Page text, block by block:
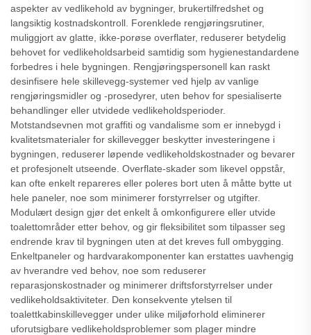
aspekter av vedlikehold av bygninger, brukertilfredshet og
langsiktig kostnadskontroll. Forenklede rengjøringsrutiner,
muliggjort av glatte, ikke-porøse overflater, reduserer betydelig
behovet for vedlikeholdsarbeid samtidig som hygienestandardene
forbedres i hele bygningen. Rengjøringspersonell kan raskt
desinfisere hele skillevegg-systemer ved hjelp av vanlige
rengjøringsmidler og -prosedyrer, uten behov for spesialiserte
behandlinger eller utvidede vedlikeholdsperioder.
Motstandsevnen mot graffiti og vandalisme som er innebygd i
kvalitetsmaterialer for skillevegger beskytter investeringene i
bygningen, reduserer løpende vedlikeholdskostnader og bevarer
et profesjonelt utseende. Overflate-skader som likevel oppstår,
kan ofte enkelt repareres eller poleres bort uten å måtte bytte ut
hele paneler, noe som minimerer forstyrrelser og utgifter.
Modulært design gjør det enkelt å omkonfigurere eller utvide
toalettområder etter behov, og gir fleksibilitet som tilpasser seg
endrende krav til bygningen uten at det kreves full ombygging.
Enkeltpaneler og hardvarakomponenter kan erstattes uavhengig
av hverandre ved behov, noe som reduserer
reparasjonskostnader og minimerer driftsforstyrrelser under
vedlikeholdsaktiviteter. Den konsekvente ytelsen til
toalettkabinskillevegger under ulike miljøforhold eliminerer
uforutsigbare vedlikeholdsproblemer som plager mindre